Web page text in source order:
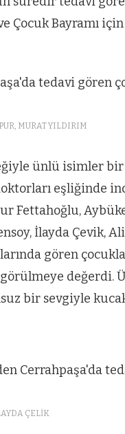
Çocuk Bayramı
MURAT YILDIRIM
ünlü isimler
eşliğinde
Fettahoğlu,
İlayda Çevik,
gören
görülmeye değerdi.
bir sevgiyle
ÇELİK